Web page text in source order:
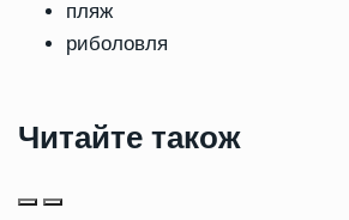
пляж
риболовля
Читайте також